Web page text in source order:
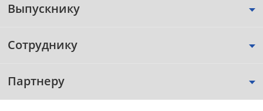
Выпускнику
Сотруднику
Партнеру